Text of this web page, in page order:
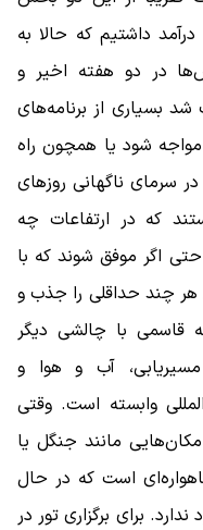
تومان درآمد داشتیم که حالا به
در دو هفته اخیر و
بسیاری از برنامه‌های
شود یا همچون راه
سرمای ناگهانی روزهای
که در ارتفاعات چه
اگر موفق شوند که با
هر چند حداقلی را جذب و
قاسمی با چالشی دیگر
مسیریابی، آب و هوا و
وابسته است. وقتی
مانند جنگل یا
است که در حال
برای برگزاری تور در